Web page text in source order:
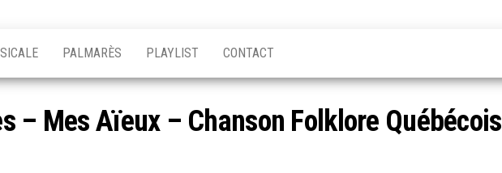
Québec
musicale
québécoise!
PALMARÈS PLAYLIST CONTACT
– Mes Aïeux – Chanson Folklore Québécois